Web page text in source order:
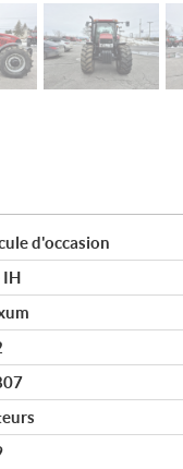
d'occasion
IH